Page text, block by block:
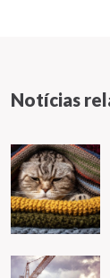
Notícias